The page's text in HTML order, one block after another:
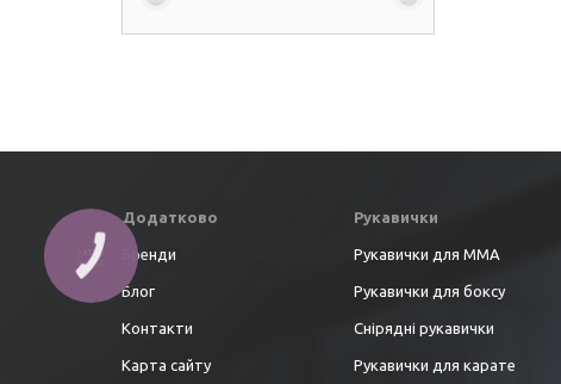
Додатково
Бренди
Блог
Контакти
Карта сайту
Рукавички
Рукавички для ММА
Рукавички для боксу
Снірядні рукавички
Рукавички для карате